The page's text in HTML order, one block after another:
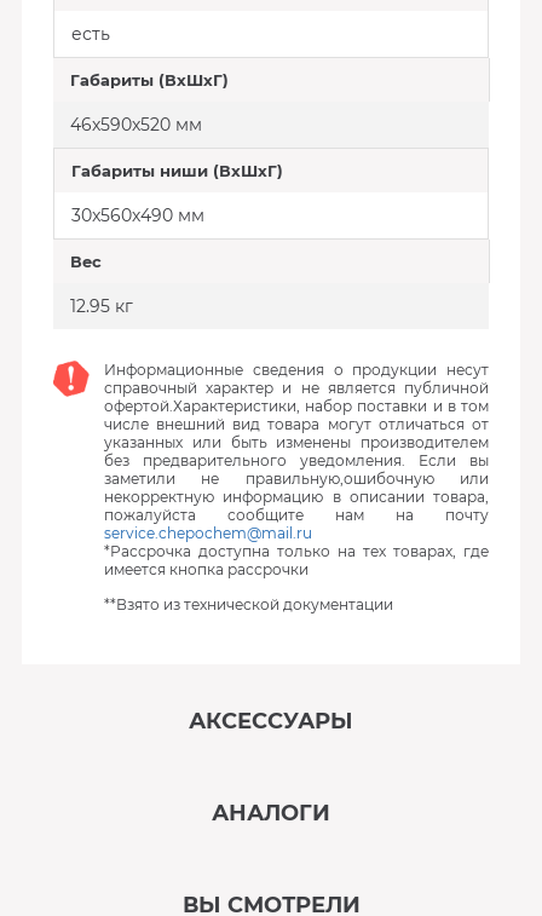
есть
Габариты (ВхШхГ)
46х590х520 мм
Габариты ниши (ВхШхГ)
30x560х490 мм
Вес
12.95 кг
Информационные сведения о продукции несут
справочный характер и не является публичной
офертой.Характеристики, набор поставки и в том
числе внешний вид товара могут отличаться от
указанных или быть изменены производителем
без предварительного уведомления. Если вы
заметили не правильную,ошибочную или
некорректную информацию в описании товара,
пожалуйста сообщите нам на почту
service.chepochem@mail.ru
*Рассрочка доступна только на тех товарах, где
имеется кнопка рассрочки
**Взято из технической документации
АКСЕССУАРЫ
АНАЛОГИ
ВЫ СМОТРЕЛИ